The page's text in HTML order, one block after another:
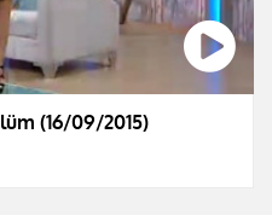
(16/09/2015)